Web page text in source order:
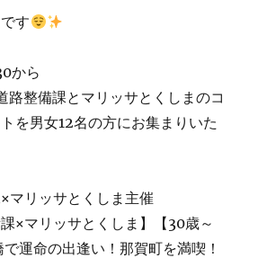
す
から
路整備課とマリッサとくしまのコ
を男女12名の方にお集まりいた
マリッサとくしま主催
課×マリッサとくしま】【30歳～
運命の出逢い！那賀町を満喫！